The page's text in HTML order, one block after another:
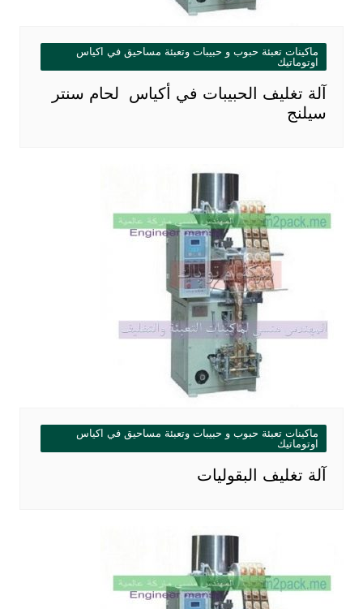
ماكينات تعبئة حبوب و حبيبات وتعبئة مساحيق في اكياس
اوتوماتيك
آلة تغليف الحبيبات في أكياس لحام سنتر
سيلنج
ماكينات تعبئة حبوب و حبيبات وتعبئة مساحيق في اكياس
اوتوماتيك
آلة تغليف البقوليات